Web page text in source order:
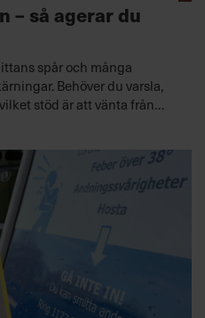
– så agerar du
spår och många
Behöver du varsla,
stöd är att vänta från